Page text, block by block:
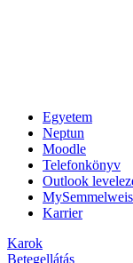
Egyetem
Neptun
Moodle
Telefonkönyv
Outlook
MySemmelweis
Karrier
Karok
Betegellátás